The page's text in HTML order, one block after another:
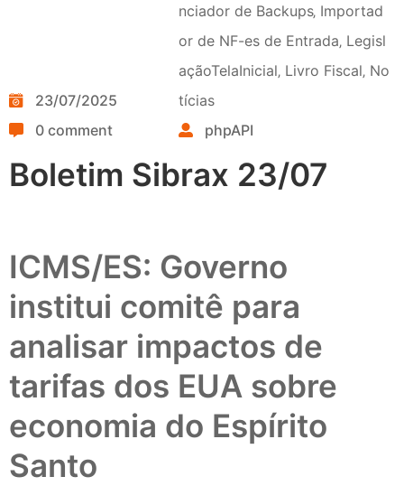
23/07/2025
nciador de Backups‚ Importad
or de NF-es de Entrada‚ Legisl
açãoTelaInicial‚ Livro Fiscal‚ No
tícias
0 comment
phpAPI
Boletim Sibrax 23/07
ICMS/ES: Governo
institui comitê para
analisar impactos de
tarifas dos EUA sobre
economia do Espírito
Santo